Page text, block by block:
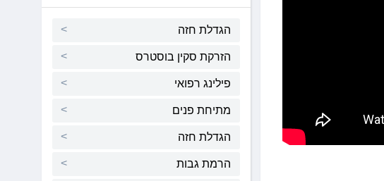
הגדלת חזה
הזרקת סקין בוסטרס
פילינג רפואי
מתיחת פנים
הגדלת חזה
הרמת גבות